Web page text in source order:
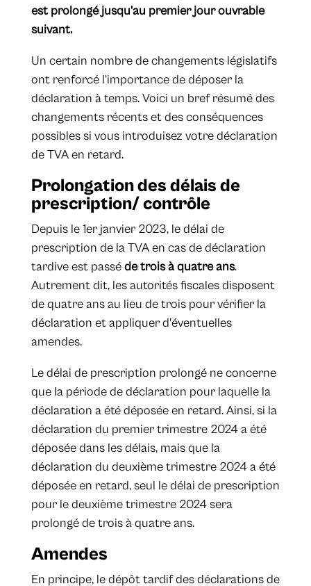
est prolongé jusqu’au premier jour ouvrable
suivant.
Un certain nombre de changements législatifs
ont renforcé l'importance de déposer la
déclaration à temps. Voici un bref résumé des
changements récents et des conséquences
possibles si vous introduisez votre déclaration
de TVA en retard.
Prolongation des délais de
prescription/ contrôle
Depuis le 1er janvier 2023, le délai de
prescription de la TVA en cas de déclaration
tardive est passéde trois à quatre ans.
Autrement dit, les autorités fiscales disposent
de quatre ans au lieu de trois pour vérifier la
déclaration et appliquer d'éventuelles
amendes.
Le délai de prescription prolongé ne concerne
que la période de déclaration pour laquelle la
déclaration a été déposée en retard. Ainsi, si la
déclaration du premier trimestre 2024 a été
déposée dans les délais, mais que la
déclaration du deuxième trimestre 2024 a été
déposée en retard, seul le délai de prescription
pour le deuxième trimestre 2024 sera
prolongé de trois à quatre ans.
Amendes
En principe, le dépôt tardif des déclarations de